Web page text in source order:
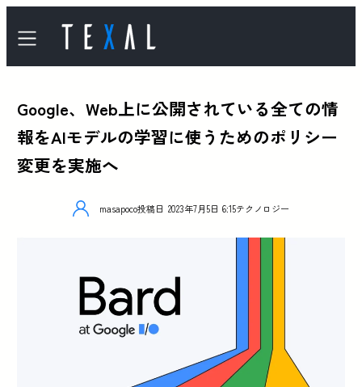
Google、Web上に公開されている全ての情
報をAIモデルの学習に使うためのポリシー
変更を実施へ
masapoco投稿日 2023年7月5日 6:15テクノロジー